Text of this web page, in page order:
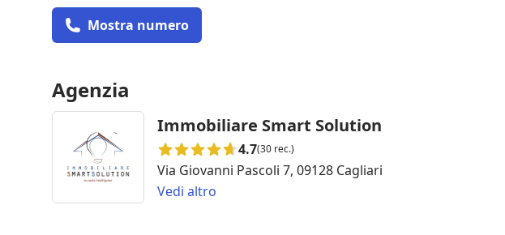
Mostra numero
Agenzia
Immobiliare Smart Solution
4.7(30 rec.)
Via Giovanni Pascoli 7, 09128 Cagliari
Vedi altro